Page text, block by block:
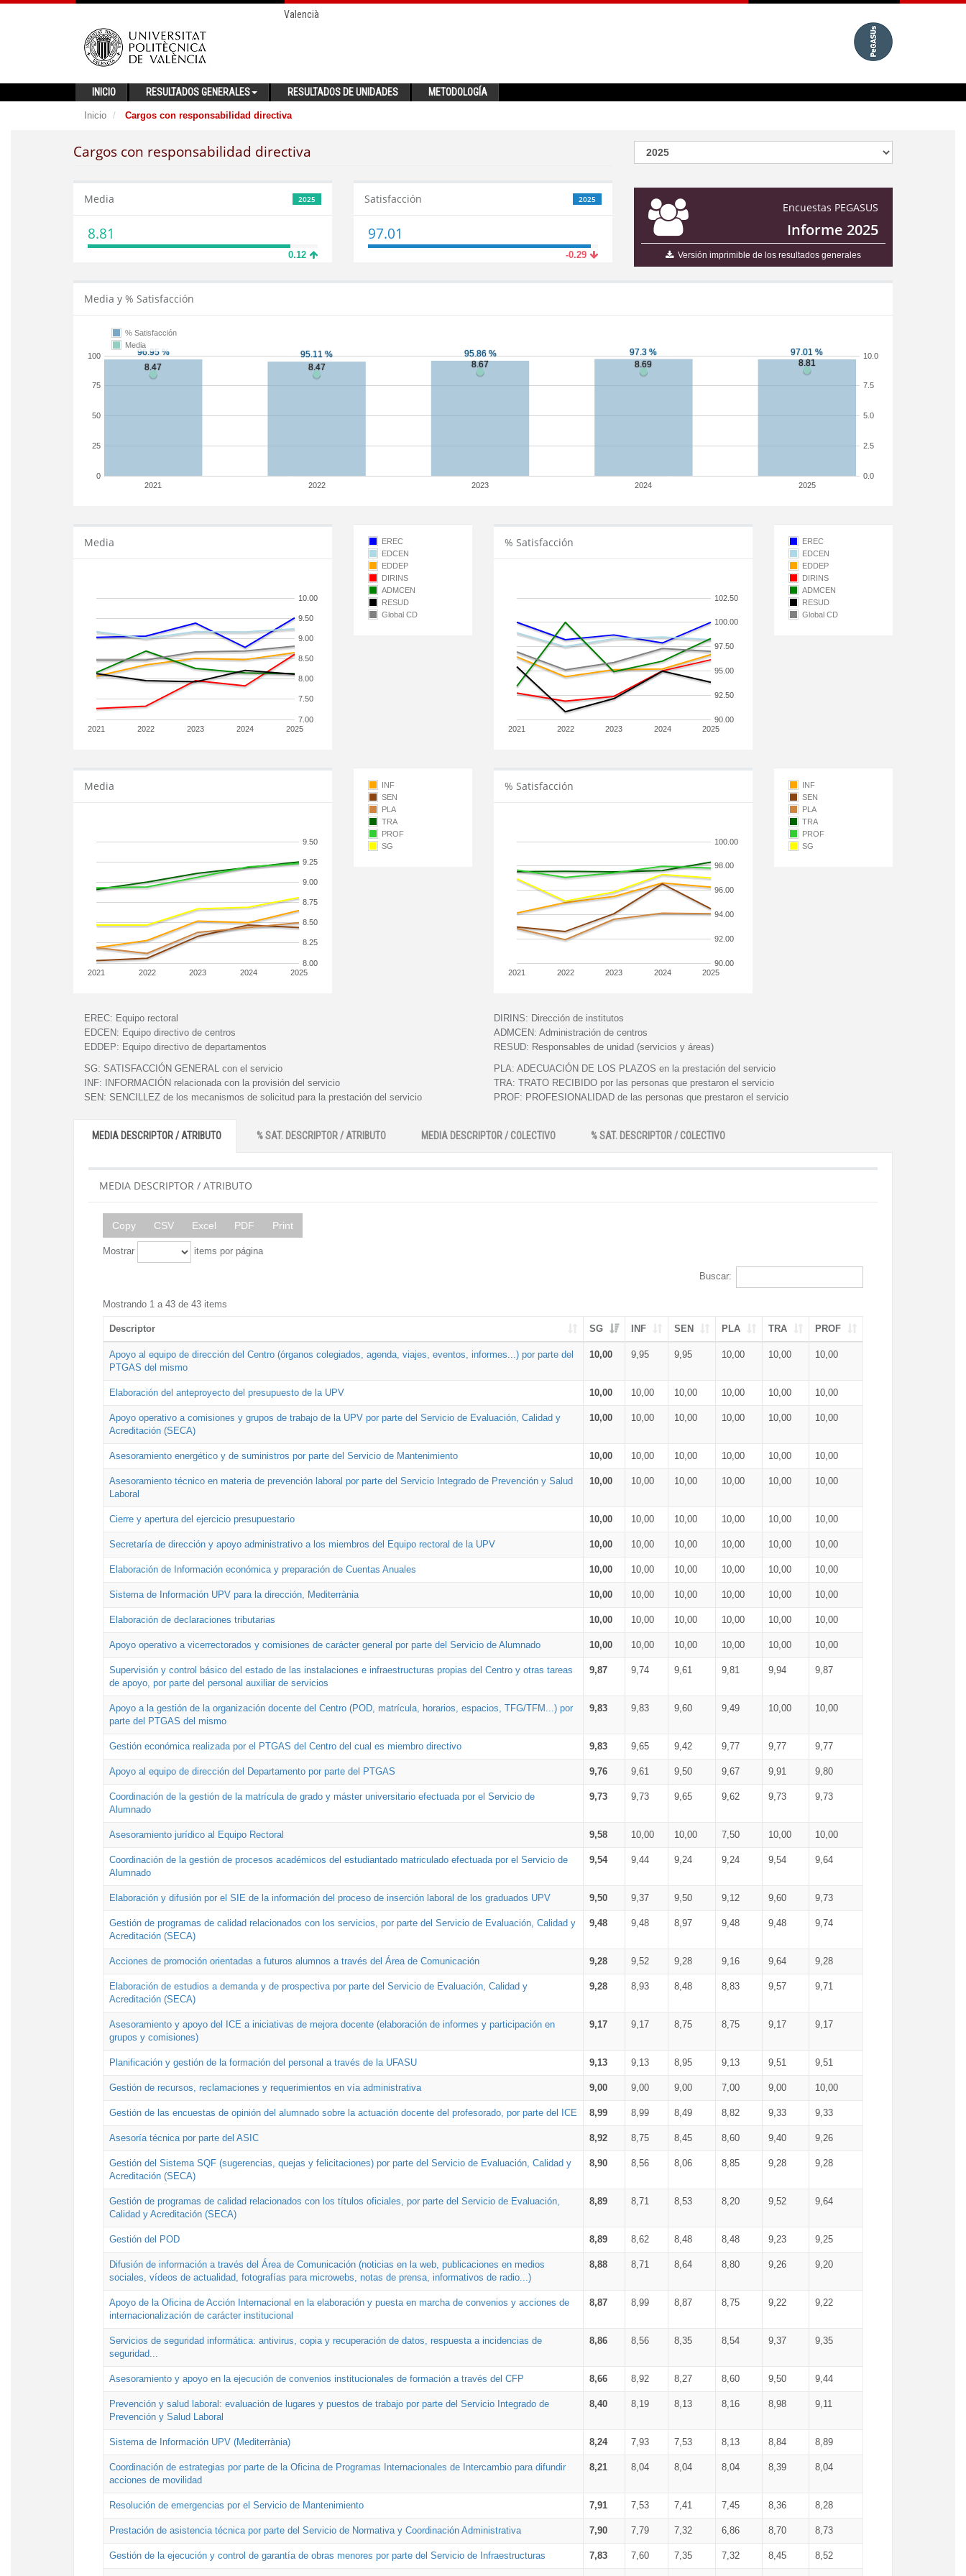
Valencià
INICIO RESULTADOS GENERALES RESULTADOS DE UNIDADES METODOLOGÍA
Inicio Cargos con responsabilidad directiva
Cargos con responsabilidad directiva
Encuestas PEGASUS
Informe 2025
Versión imprimible de los resultados generales
2025
Media
8.81
0.12
2025
Satisfacción
97.01
-0.29
Media y % Satisfacción
2021 2022 2023 2024 2025
0
25
50
75
100
0.0
2.5
5.0
7.5
10.0
% Satisfacción
Media
Media
2021 2022 2023 2024 2025
7.00
7.50
8.00
8.50
9.00
9.50
10.00
EREC
EDCEN
EDDEP
DIRINS
ADMCEN
RESUD
Global CD
% Satisfacción
2021 2022 2023 2024 2025
90.00
92.50
95.00
97.50
100.00
102.50
EREC
EDCEN
EDDEP
DIRINS
ADMCEN
RESUD
Global CD
Media
2021 2022 2023 2024 2025
8.00
8.25
8.50
8.75
9.00
9.25
9.50
INF
SEN
PLA
TRA
PROF
SG
% Satisfacción
2021 2022 2023 2024 2025
90.00
92.00
94.00
96.00
98.00
100.00
INF
SEN
PLA
TRA
PROF
SG
EREC: Equipo rectoral
EDCEN: Equipo directivo de centros
EDDEP: Equipo directivo de departamentos
DIRINS: Dirección de institutos
ADMCEN: Administración de centros
RESUD: Responsables de unidad (servicios y áreas)
SG: SATISFACCIÓN GENERAL con el servicio
INF:
INFORMACIÓN relacionada con la provisión del servicio
SEN: SENCILLEZ de los mecanismos de solicitud para la prestación del servicio
PLA: ADECUACIÓN DE LOS PLAZOS en la prestación del servicio
TRA: TRATO RECIBIDO por las personas que prestaron el servicio
PROF: PROFESIONALIDAD de las personas que prestaron el servicio
MEDIA DESCRIPTOR / ATRIBUTO % SAT. DESCRIPTOR / ATRIBUTO MEDIA DESCRIPTOR / COLECTIVO % SAT. DESCRIPTOR / COLECTIVO
MEDIA DESCRIPTOR / ATRIBUTO
Copy CSV Excel PDF Print
Mostrar items por página
Buscar:
Mostrando 1 a 43 de 43 items
Descriptor SG INF SEN PLA TRA PROF
Apoyo al equipo de dirección del Centro (órganos colegiados, agenda, viajes, eventos, informes...) por parte del
PTGAS del mismo
10,00 9,95 9,95 10,00 10,00 10,00
Elaboración del anteproyecto del presupuesto de la UPV 10,00 10,00 10,00 10,00 10,00 10,00
Apoyo operativo a comisiones y grupos de trabajo de la UPV por parte del Servicio de Evaluación, Calidad y
Acreditación (SECA)
10,00 10,00 10,00 10,00 10,00 10,00
Asesoramiento energético y de suministros por parte del Servicio de Mantenimiento 10,00 10,00 10,00 10,00 10,00 10,00
Asesoramiento técnico en materia de prevención laboral por parte del Servicio Integrado de Prevención y Salud
Laboral
10,00 10,00 10,00 10,00 10,00 10,00
Cierre y apertura del ejercicio presupuestario 10,00 10,00 10,00 10,00 10,00 10,00
Secretaría de dirección y apoyo administrativo a los miembros del Equipo rectoral de la UPV 10,00 10,00 10,00 10,00 10,00 10,00
Elaboración de Información económica y preparación de Cuentas Anuales 10,00 10,00 10,00 10,00 10,00 10,00
Sistema de Información UPV para la dirección, Mediterrània 10,00 10,00 10,00 10,00 10,00 10,00
Elaboración de declaraciones tributarias 10,00 10,00 10,00 10,00 10,00 10,00
Apoyo operativo a vicerrectorados y comisiones de carácter general por parte del Servicio de Alumnado 10,00 10,00 10,00 10,00 10,00 10,00
Supervisión y control básico del estado de las instalaciones e infraestructuras propias del Centro y otras tareas
de apoyo, por parte del personal auxiliar de servicios
9,87 9,74 9,61 9,81 9,94 9,87
Apoyo a la gestión de la organización docente del Centro (POD, matrícula, horarios, espacios, TFG/TFM...) por
parte del PTGAS del mismo
9,83 9,83 9,60 9,49 10,00 10,00
Gestión económica realizada por el PTGAS del Centro del cual es miembro directivo 9,83 9,65 9,42 9,77 9,77 9,77
Apoyo al equipo de dirección del Departamento por parte del PTGAS 9,76 9,61 9,50 9,67 9,91 9,80
Coordinación de la gestión de la matrícula de grado y máster universitario efectuada por el Servicio de
Alumnado
9,73 9,73 9,65 9,62 9,73 9,73
Asesoramiento jurídico al Equipo Rectoral 9,58 10,00 10,00 7,50 10,00 10,00
Coordinación de la gestión de procesos académicos del estudiantado matriculado efectuada por el Servicio de
Alumnado
9,54 9,44 9,24 9,24 9,54 9,64
Elaboración y difusión por el SIE de la información del proceso de inserción laboral de los graduados UPV 9,50 9,37 9,50 9,12 9,60 9,73
Gestión de programas de calidad relacionados con los servicios, por parte del Servicio de Evaluación, Calidad y
Acreditación (SECA)
9,48 9,48 8,97 9,48 9,48 9,74
Acciones de promoción orientadas a futuros alumnos a través del Área de Comunicación 9,28 9,52 9,28 9,16 9,64 9,28
Elaboración de estudios a demanda y de prospectiva por parte del Servicio de Evaluación, Calidad y
Acreditación (SECA)
9,28 8,93 8,48 8,83 9,57 9,71
Asesoramiento y apoyo del ICE a iniciativas de mejora docente (elaboración de informes y participación en
grupos y comisiones)
9,17 9,17 8,75 8,75 9,17 9,17
Planificación y gestión de la formación del personal a través de la UFASU 9,13 9,13 8,95 9,13 9,51 9,51
Gestión de recursos, reclamaciones y requerimientos en vía administrativa 9,00 9,00 9,00 7,00 9,00 10,00
Gestión de las encuestas de opinión del alumnado sobre la actuación docente del profesorado, por parte del ICE 8,99 8,99 8,49 8,82 9,33 9,33
Asesoría técnica por parte del ASIC 8,92 8,75 8,45 8,60 9,40 9,26
Gestión del Sistema SQF (sugerencias, quejas y felicitaciones) por parte del Servicio de Evaluación, Calidad y
Acreditación (SECA)
8,90 8,56 8,06 8,85 9,28 9,28
Gestión de programas de calidad relacionados con los títulos oficiales, por parte del Servicio de Evaluación,
Calidad y Acreditación (SECA)
8,89 8,71 8,53 8,20 9,52 9,64
Gestión del POD 8,89 8,62 8,48 8,48 9,23 9,25
Difusión de información a través del Área de Comunicación (noticias en la web, publicaciones en medios
sociales, vídeos de actualidad, fotografías para microwebs, notas de prensa, informativos de radio...)
8,88 8,71 8,64 8,80 9,26 9,20
Apoyo de la Oficina de Acción Internacional en la elaboración y puesta en marcha de convenios y acciones de
internacionalización de carácter institucional
8,87 8,99 8,87 8,75 9,22 9,22
Servicios de seguridad informática: antivirus, copia y recuperación de datos, respuesta a incidencias de
seguridad...
8,86 8,56 8,35 8,54 9,37 9,35
Asesoramiento y apoyo en la ejecución de convenios institucionales de formación a través del CFP 8,66 8,92 8,27 8,60 9,50 9,44
Prevención y salud laboral: evaluación de lugares y puestos de trabajo por parte del Servicio Integrado de
Prevención y Salud Laboral
8,40 8,19 8,13 8,16 8,98 9,11
Sistema de Información UPV (Mediterrània) 8,24 7,93 7,53 8,13 8,84 8,89
Coordinación de estrategias por parte de la Oficina de Programas Internacionales de Intercambio para difundir
acciones de movilidad
8,21 8,04 8,04 8,04 8,39 8,04
Resolución de emergencias por el Servicio de Mantenimiento 7,91 7,53 7,41 7,45 8,36 8,28
Prestación de asistencia técnica por parte del Servicio de Normativa y Coordinación Administrativa 7,90 7,79 7,32 6,86 8,70 8,73
Gestión de la ejecución y control de garantía de obras menores por parte del Servicio de Infraestructuras 7,83 7,60 7,35 7,32 8,45 8,52